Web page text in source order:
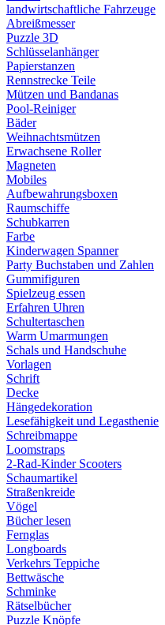
landwirtschaftliche Fahrzeuge
Abreißmesser
Puzzle 3D
Schlüsselanhänger
Papierstanzen
Rennstrecke Teile
Mützen und Bandanas
Pool-Reiniger
Bäder
Weihnachtsmützen
Erwachsene Roller
Magneten
Mobiles
Aufbewahrungsboxen
Raumschiffe
Schubkarren
Farbe
Kinderwagen Spanner
Party Buchstaben und Zahlen
Gummifiguren
Spielzeug essen
Erfahren Uhren
Schultertaschen
Warm Umarmungen
Schals und Handschuhe
Vorlagen
Schrift
Decke
Hängedekoration
Lesefähigkeit und Legasthenie
Schreibmappe
Loomstraps
2-Rad-Kinder Scooters
Schaumartikel
Straßenkreide
Vögel
Bücher lesen
Fernglas
Longboards
Verkehrs Teppiche
Bettwäsche
Schminke
Rätselbücher
Puzzle Knöpfe